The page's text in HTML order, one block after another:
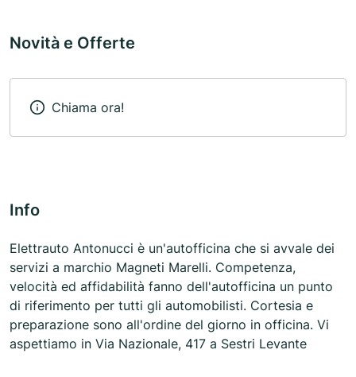
Novità e Offerte
Chiama ora!
Info
Elettrauto Antonucci è un'autofficina che si avvale dei
servizi a marchio Magneti Marelli. Competenza,
velocità ed affidabilità fanno dell'autofficina un punto
di riferimento per tutti gli automobilisti. Cortesia e
preparazione sono all'ordine del giorno in officina. Vi
aspettiamo in Via Nazionale, 417 a Sestri Levante